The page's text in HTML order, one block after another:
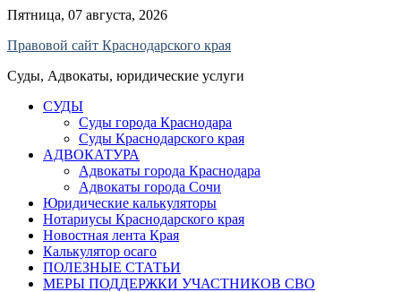
Skip
content
Пятница, 07 августа, 2026
Правовой сайт Краснодарского края
Суды, Адвокаты, юридические услуги
СУДЫ
Суды города Краснодара
Суды Краснодарского края
АДВОКАТУРА
Адвокаты города Краснодара
Адвокаты города Сочи
Юридические калькуляторы
Нотариусы Краснодарского края
Новостная лента Края
Калькулятор осаго
ПОЛЕЗНЫЕ СТАТЬИ
МЕРЫ ПОДДЕРЖКИ УЧАСТНИКОВ СВО